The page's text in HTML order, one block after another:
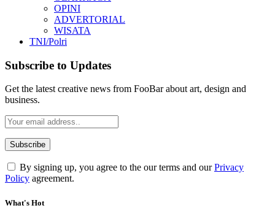
OPINI
ADVERTORIAL
WISATA
TNI/Polri
Subscribe to Updates
Get the latest creative news from FooBar about art, design and
business.
By signing up, you agree to the our terms and ourPrivacy
Policy agreement.
What's Hot